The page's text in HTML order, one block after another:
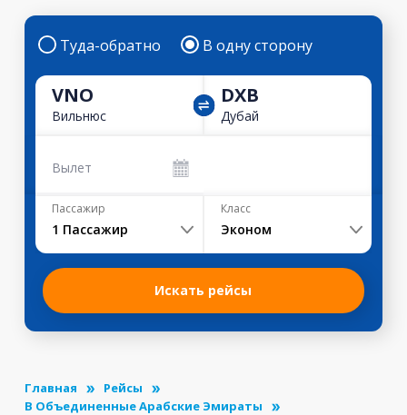
Туда-обратно В одну сторону
VNO
Вильнюс
DXB
Дубай
Вылет
Пассажир
1 Пассажир
Класс
Эконом
Искать рейсы
Главная
Рейсы
В Объединенные Арабские Эмираты